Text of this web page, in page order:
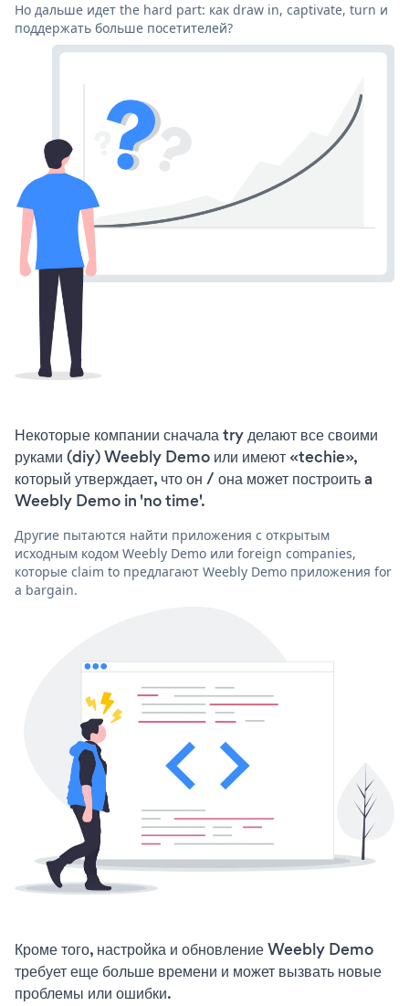
Но дальше идет the hard part: как draw in, captivate, turn и
поддержать больше посетителей?
Некоторые компании сначала try делают все своими
руками (diy) Weebly Demo или имеют «techie»,
который утверждает, что он / она может построить a
Weebly Demo in 'no time'.
Другие пытаются найти приложения с открытым
исходным кодом Weebly Demo или foreign companies,
которые claim to предлагают Weebly Demo приложения for
a bargain.
Кроме того, настройка и обновление Weebly Demo
требует еще больше времени и может вызвать новые
проблемы или ошибки.